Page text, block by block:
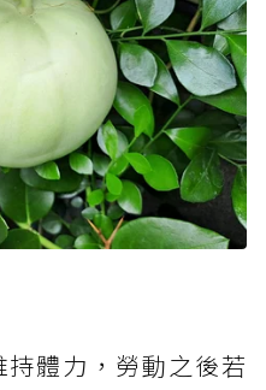
體力，勞動之後若